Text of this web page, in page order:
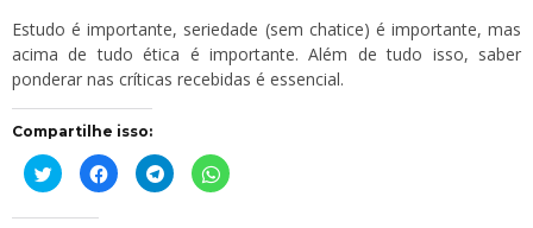
Estudo é importante, seriedade (sem chatice) é importante, mas
acima de tudo ética é importante. Além de tudo isso, saber
ponderar nas críticas recebidas é essencial.
Compartilhe isso:
Clique
para
compartilhar
Clique
para
compartilhar
Clique
para
compartilhar
Clique
para